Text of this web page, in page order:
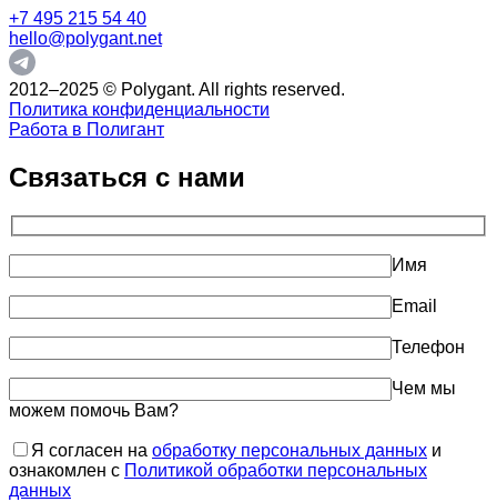
+7 495 215 54 40
hello@polygant.net
2012–2025 © Polygant. All rights reserved.
Политика конфиденциальности
Работа в Полигант
Связаться с нами
Имя
Email
Телефон
Чем мы
можем помочь Вам?
Я согласен на обработку персональных данных и
ознакомлен с Политикой обработки персональных
данных